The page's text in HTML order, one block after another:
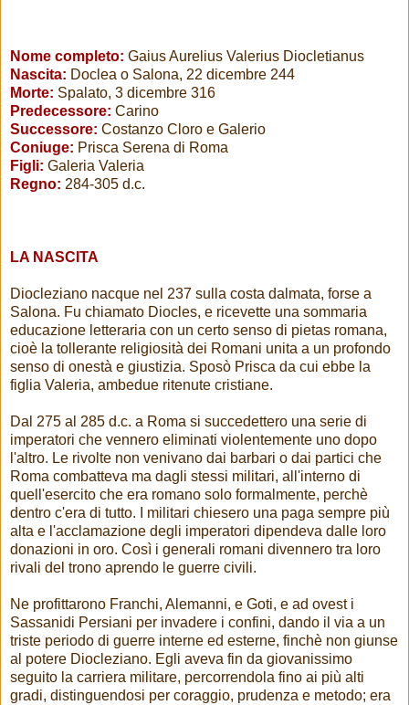
Nome completo: Gaius Aurelius Valerius Diocletianus
Nascita: Doclea o Salona, 22 dicembre 244
Morte: Spalato, 3 dicembre 316
Predecessore: Carino
Successore: Costanzo Cloro e Galerio
Coniuge: Prisca Serena di Roma
Figli: Galeria Valeria
Regno: 284-305 d.c.
LA NASCITA
Diocleziano nacque nel 237 sulla costa dalmata, forse a
Salona. Fu chiamato Diocles, e ricevette una sommaria
educazione letteraria con un certo senso di pietas romana,
cioè la tollerante religiosità dei Romani unita a un profondo
senso di onestà e giustizia. Sposò Prisca da cui ebbe la
figlia Valeria, ambedue ritenute cristiane.
Dal 275 al 285 d.c. a Roma si succedettero una serie di
imperatori che vennero eliminati violentemente uno dopo
l'altro. Le rivolte non venivano dai barbari o dai partici che
Roma combatteva ma dagli stessi militari, all'interno di
quell'esercito che era romano solo formalmente, perchè
dentro c'era di tutto. I militari chiesero una paga sempre più
alta e l'acclamazione degli imperatori dipendeva dalle loro
donazioni in oro. Così i generali romani divennero tra loro
rivali del trono aprendo le guerre civili.
Ne profittarono Franchi, Alemanni, e Goti, e ad ovest i
Sassanidi Persiani per invadere i confini, dando il via a un
triste periodo di guerre interne ed esterne, finchè non giunse
al potere Diocleziano. Egli aveva fin da giovanissimo
seguito la carriera militare, percorrendola fino ai più alti
gradi, distinguendosi per coraggio, prudenza e metodo; era